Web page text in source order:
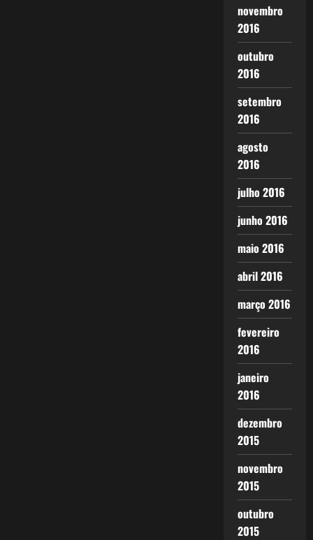
novembro
2016
outubro
2016
setembro
2016
agosto
2016
julho 2016
junho 2016
maio 2016
abril 2016
março 2016
fevereiro
2016
janeiro
2016
dezembro
2015
novembro
2015
outubro
2015